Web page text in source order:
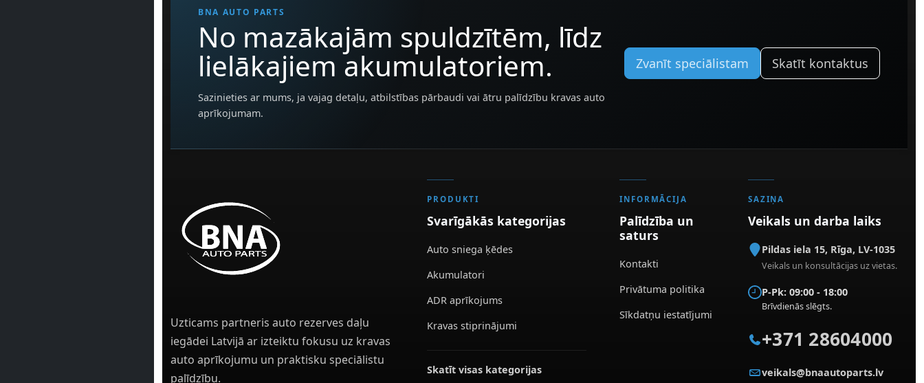
BNA AUTO PARTS
No mazākajām spuldzītēm, līdz
lielākajiem akumulatoriem.
Sazinieties ar mums, ja vajag detaļu, atbilstības pārbaudi vai ātru palīdzību kravas auto
aprīkojumam.
Zvanīt speciālistam Skatīt kontaktus
Uzticams partneris auto rezerves daļu
iegādei Latvijā ar izteiktu fokusu uz kravas
auto aprīkojumu un praktisku speciālistu
palīdzību.
PRODUKTI
Svarīgākās kategorijas
Auto sniega ķēdes
Akumulatori
ADR aprīkojums
Kravas stiprinājumi
Skatīt visas kategorijas
INFORMĀCIJA
Palīdzība un
saturs
Kontakti
Privātuma politika
Sīkdatņu iestatījumi
SAZIŅA
Veikals un darba laiks
Pildas iela 15, Rīga, LV-1035
Veikals un konsultācijas uz vietas.
P-Pk: 09:00 - 18:00
Brīvdienās slēgts.
+371 28604000
veikals@bnaautoparts.lv